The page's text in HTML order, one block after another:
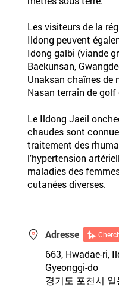
Les visiteurs de la
Ildong peuvent
Idong galbi (viande
Baekunsan,
Unaksan chaînes de
Nasan terrain de
Le Ildong Jaeil
chaudes sont
traitement des
l'hypertension
maladies des
cutanées diverses.
Adresse
663, Hwadae-ri,
Gyeonggi-do
경기도 포천시